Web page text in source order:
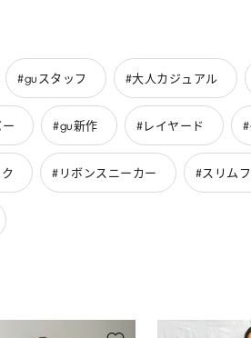
#guスタッフ #大人カジュアル
#gu新作 #レイヤード
#リボンスニーカー #スリム